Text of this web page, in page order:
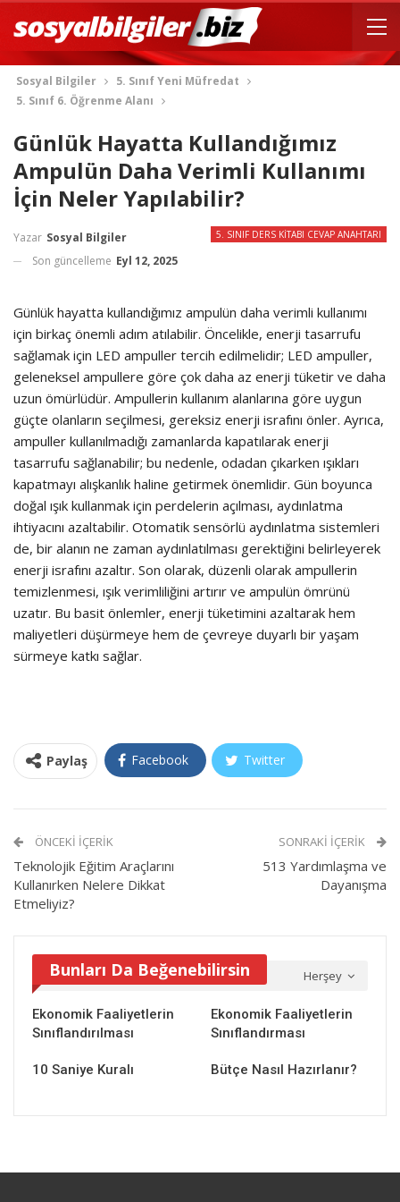
Sosyal Bilgiler
5. Sınıf Yeni Müfredat
5. Sınıf 6. Öğrenme Alanı
Günlük Hayatta Kullandığımız
Ampulün Daha Verimli Kullanımı
İçin Neler Yapılabilir?
5. SINIF DERS KITABI CEVAP ANAHTARI
Yazar Sosyal Bilgiler
Son güncelleme Eyl 12, 2025
Günlük hayatta kullandığımız ampulün daha verimli kullanımı
için birkaç önemli adım atılabilir. Öncelikle, enerji tasarrufu
sağlamak için LED ampuller tercih edilmelidir; LED ampuller,
geleneksel ampullere göre çok daha az enerji tüketir ve daha
uzun ömürlüdür. Ampullerin kullanım alanlarına göre uygun
güçte olanların seçilmesi, gereksiz enerji israfını önler. Ayrıca,
ampuller kullanılmadığı zamanlarda kapatılarak enerji
tasarrufu sağlanabilir; bu nedenle, odadan çıkarken ışıkları
kapatmayı alışkanlık haline getirmek önemlidir. Gün boyunca
doğal ışık kullanmak için perdelerin açılması, aydınlatma
ihtiyacını azaltabilir. Otomatik sensörlü aydınlatma sistemleri
de, bir alanın ne zaman aydınlatılması gerektiğini belirleyerek
enerji israfını azaltır. Son olarak, düzenli olarak ampullerin
temizlenmesi, ışık verimliliğini artırır ve ampulün ömrünü
uzatır. Bu basit önlemler, enerji tüketimini azaltarak hem
maliyetleri düşürmeye hem de çevreye duyarlı bir yaşam
sürmeye katkı sağlar.
Paylaş Facebook Twitter
ÖNCEKI İÇERIK
Teknolojik Eğitim Araçlarını
Kullanırken Nelere Dikkat
Etmeliyiz?
SONRAKI İÇERIK
513 Yardımlaşma ve
Dayanışma
Herşey
Bunları Da Beğenebilirsin
Ekonomik Faaliyetlerin
Sınıflandırılması
Ekonomik Faaliyetlerin
Sınıflandırması
10 Saniye Kuralı Bütçe Nasıl Hazırlanır?